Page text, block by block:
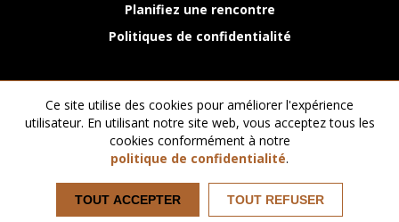
Planifiez une rencontre
Politiques de confidentialité
4756, BOULEVARD BOURQUE, LOCAL #203, SHERBROOKE (QUÉBEC)
J1N 2A7
INFO@PRISMEIMMOBILIER.COM
Accès client
Ce site utilise des cookies pour améliorer l'expérience
utilisateur. En utilisant notre site web, vous acceptez tous les
cookies conformément à notre
politique de confidentialité.
TOUT ACCEPTER TOUT REFUSER